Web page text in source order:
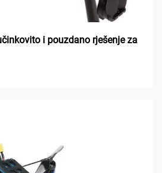
i pouzdano rješenje za